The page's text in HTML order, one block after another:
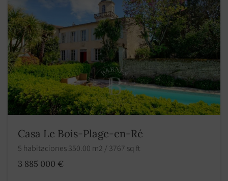
Casa Le Bois-Plage-en-Ré
5 habitaciones 350.00 m2 / 3767 sq ft
3 885 000 €